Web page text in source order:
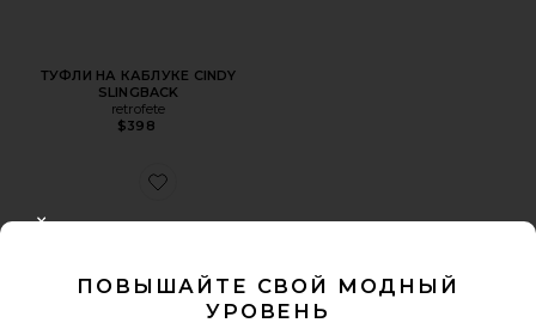
ТУФЛИ НА КАБЛУКЕ CINDY
SLINGBACK
retrofete
$398
Favorite ТУФЛИ НА КАБЛУКЕ CLEO SEQUIN
ПОВЫШАЙТЕ СВОЙ МОДНЫЙ
УРОВЕНЬ